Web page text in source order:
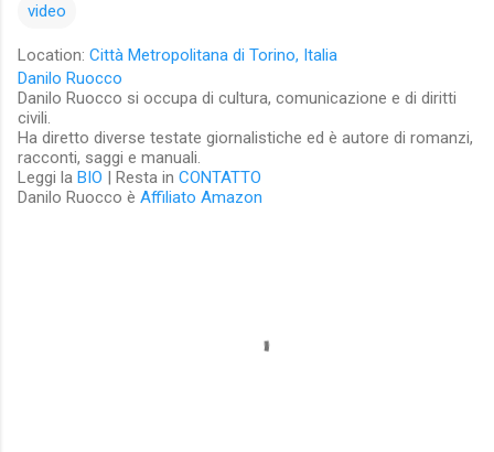
video
Location: Città Metropolitana di Torino, Italia
Danilo Ruocco
Danilo Ruocco si occupa di cultura, comunicazione e di diritti
civili.
Ha diretto diverse testate giornalistiche ed è autore di romanzi,
racconti, saggi e manuali.
Leggi la BIO | Resta in CONTATTO
Danilo Ruocco è Affiliato Amazon